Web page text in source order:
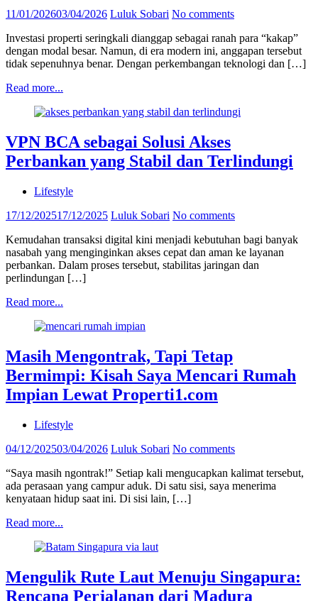
11/01/202603/04/2026 Luluk Sobari No comments
Investasi properti seringkali dianggap sebagai ranah para “kakap”
dengan modal besar. Namun, di era modern ini, anggapan tersebut
tidak sepenuhnya benar. Dengan perkembangan teknologi dan […]
Read more...
VPN BCA sebagai Solusi Akses
Perbankan yang Stabil dan Terlindungi
Lifestyle
17/12/202517/12/2025 Luluk Sobari No comments
Kemudahan transaksi digital kini menjadi kebutuhan bagi banyak
nasabah yang menginginkan akses cepat dan aman ke layanan
perbankan. Dalam proses tersebut, stabilitas jaringan dan
perlindungan […]
Read more...
Masih Mengontrak, Tapi Tetap
Bermimpi: Kisah Saya Mencari Rumah
Impian Lewat Properti1.com
Lifestyle
04/12/202503/04/2026 Luluk Sobari No comments
“Saya masih ngontrak!” Setiap kali mengucapkan kalimat tersebut,
ada perasaan yang campur aduk. Di satu sisi, saya menerima
kenyataan hidup saat ini. Di sisi lain, […]
Read more...
Mengulik Rute Laut Menuju Singapura:
Rencana Perjalanan dari Madura